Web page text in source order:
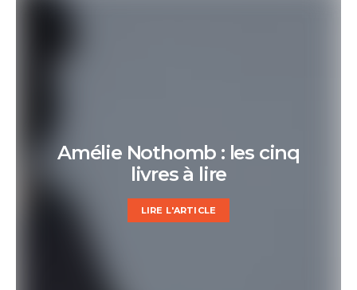
Amélie Nothomb : les cinq
livres à lire
LIRE L'ARTICLE